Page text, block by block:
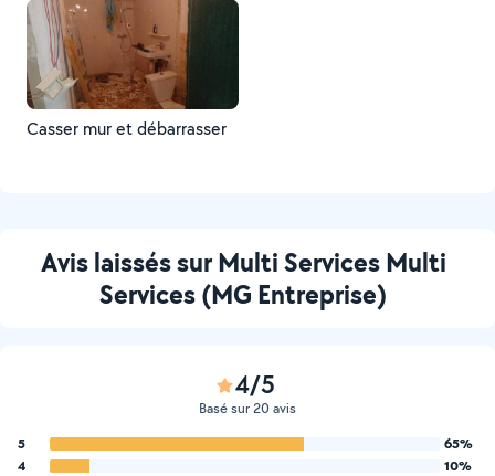
Casser mur et débarrasser
Avis laissés sur Multi Services Multi
Services (MG Entreprise)
4/5
Basé sur 20 avis
5
65%
4
10%